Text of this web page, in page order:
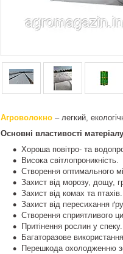
Агроволокно – легкий,
Основні властивості
Хороша повітро- та
Висока світлопроникність.
Створення оптимального
Захист від морозу, дощу,
Захист від комах та птахів.
Захист від пересихання
Створення сприятливого
Притінення рослин у спеку.
Багаторазове
Перешкода охолодженню